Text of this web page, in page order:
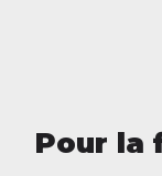
Pour la